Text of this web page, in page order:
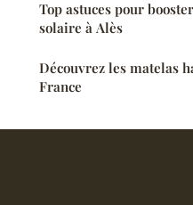
Top astuces pour
solaire à Alès
Découvrez les matelas
France